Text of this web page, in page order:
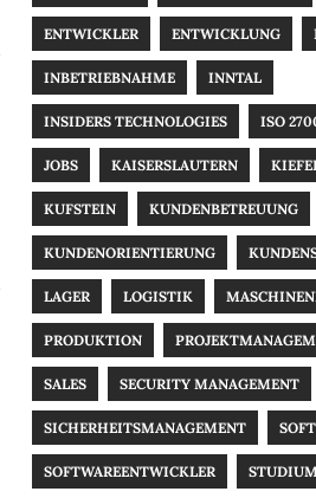
ENTWICKLER ENTWICKLUNG
INBETRIEBNAHME INNTAL
INSIDERS TECHNOLOGIES ISO
JOBS KAISERSLAUTERN
KUFSTEIN KUNDENBETREUUNG
KUNDENORIENTIERUNG
LAGER LOGISTIK
PRODUKTION
SALES SECURITY MANAGEMENT
SICHERHEITSMANAGEMENT
SOFTWAREENTWICKLER STUDIUM